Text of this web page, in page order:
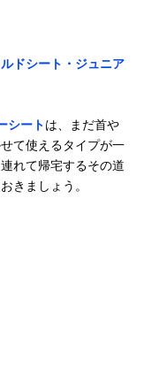
ドシート・ジュニア
シートは、まだ首や
て使えるタイプが一
れて帰宅するその道
きましょう。